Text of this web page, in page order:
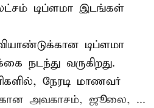
லட்சம் டிப்ளமா இடங்கள்
டிப்ளமா
நடந்து வருகிறது.
நேரடி மாணவர்
அவகாசம், ஜூலை, ...